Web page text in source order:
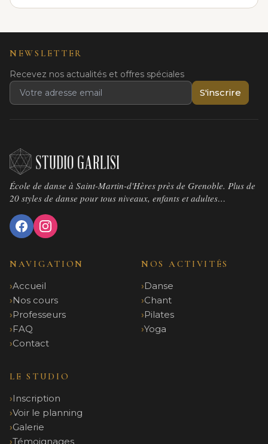
NEWSLETTER
Recevez nos actualités et offres spéciales
S'inscrire
École de danse à Saint-Martin-d'Hères près de Grenoble. Plus de
20 styles de danse pour tous niveaux, enfants et adultes…
NAVIGATION
Accueil
Nos cours
Professeurs
FAQ
Contact
NOS ACTIVITÉS
Danse
Chant
Pilates
Yoga
LE STUDIO
Inscription
Voir le planning
Galerie
Témoignages